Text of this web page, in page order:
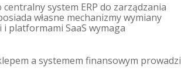
system ERP do zarządzania
własne mechanizmy wymiany
platformami SaaS wymaga
a systemem finansowym prowadzi